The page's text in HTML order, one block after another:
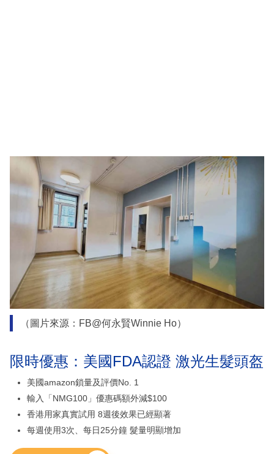
（圖片來源：FB@何永賢Winnie Ho）
限時優惠：美國FDA認證 激光生髮頭盔
美國amazon鎖量及評價No. 1
輸入「NMG100」優惠碼額外減$100
香港用家真實試用 8週後效果已經顯著
每週使用3次、每日25分鐘 髮量明顯增加